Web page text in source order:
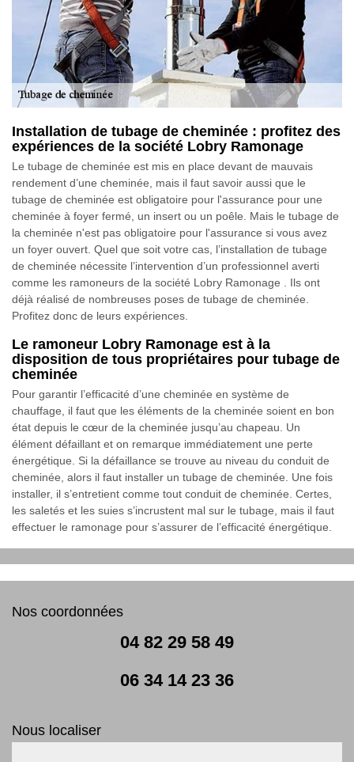
Installation de tubage de cheminée : profitez des
expériences de la société Lobry Ramonage
Le tubage de cheminée est mis en place devant de mauvais
rendement d’une cheminée, mais il faut savoir aussi que le
tubage de cheminée est obligatoire pour l'assurance pour une
cheminée à foyer fermé, un insert ou un poêle. Mais le tubage de
la cheminée n'est pas obligatoire pour l'assurance si vous avez
un foyer ouvert. Quel que soit votre cas, l’installation de tubage
de cheminée nécessite l’intervention d’un professionnel averti
comme les ramoneurs de la société Lobry Ramonage . Ils ont
déjà réalisé de nombreuses poses de tubage de cheminée.
Profitez donc de leurs expériences.
Le ramoneur Lobry Ramonage est à la
disposition de tous propriétaires pour tubage de
cheminée
Pour garantir l’efficacité d’une cheminée en système de
chauffage, il faut que les éléments de la cheminée soient en bon
état depuis le cœur de la cheminée jusqu’au chapeau. Un
élément défaillant et on remarque immédiatement une perte
énergétique. Si la défaillance se trouve au niveau du conduit de
cheminée, alors il faut installer un tubage de cheminée. Une fois
installer, il s’entretient comme tout conduit de cheminée. Certes,
les saletés et les suies s’incrustent mal sur le tubage, mais il faut
effectuer le ramonage pour s’assurer de l’efficacité énergétique.
Nos coordonnées
04 82 29 58 49
06 34 14 23 36
Nous localiser